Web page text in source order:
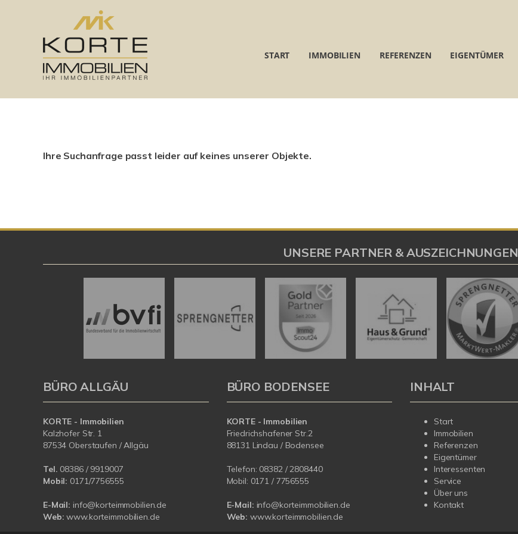
START IMMOBILIEN REFERENZEN EIGENTÜMER
Ihre Suchanfrage passt leider auf keines unserer Objekte.
UNSERE PARTNER & AUSZEICHNUNGEN
BÜRO ALLGÄU
KORTE - Immobilien
Kalzhofer Str. 1
87534 Oberstaufen / Allgäu
Tel. 08386 / 9919007
Mobil: 0171/7756555
E-Mail: info@korteimmobilien.de
Web: www.korteimmobilien.de
BÜRO BODENSEE
KORTE - Immobilien
Friedrichshafener Str.2
88131 Lindau / Bodensee
Telefon: 08382 / 2808440
Mobil: 0171 / 7756555
E-Mail: info@korteimmobilien.de
Web: www.korteimmobilien.de
INHALT
Start
Immobilien
Referenzen
Eigentümer
Interessenten
Service
Über uns
Kontakt